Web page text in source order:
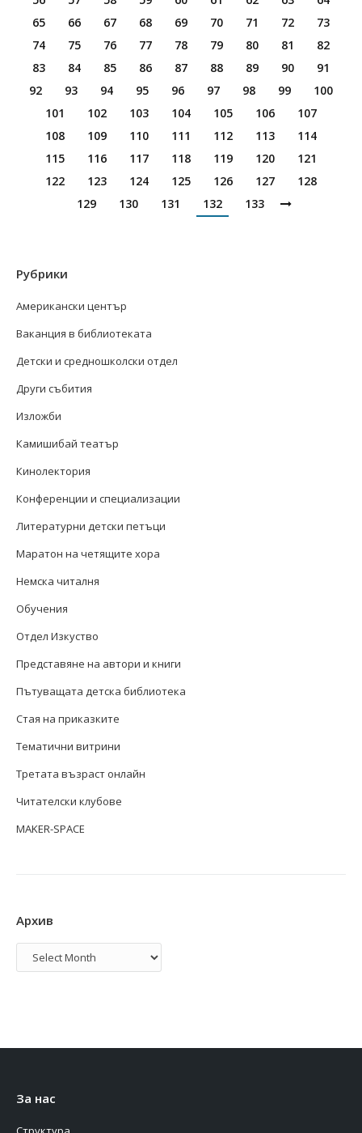
65
66 67 68 69 70 71 72
73
74
75 76 77 78 79 80 81
82
83
84 85 86 87 88 89 90
91
92
93 94 95 96 97 98 99
100
101
102 103 104 105 106
107
108
109 110 111 112 113
114
115
116 117 118 119 120
121
122
123 124 125 126 127
128
129
130 131 132 133
Рубрики
Американски център
Ваканция в библиотеката
Детски и средношколски отдел
Други събития
Изложби
Камишибай театър
Кинолектория
Конференции и специализации
Литературни детски петъци
Маратон на четящите хора
Немска читалня
Обучения
Отдел Изкуство
Представяне на автори и книги
Пътуващата детска библиотека
Стая на приказките
Тематични витрини
Третата възраст онлайн
Читателски клубове
MAKER-SPACE
Архив
Архив
За нас